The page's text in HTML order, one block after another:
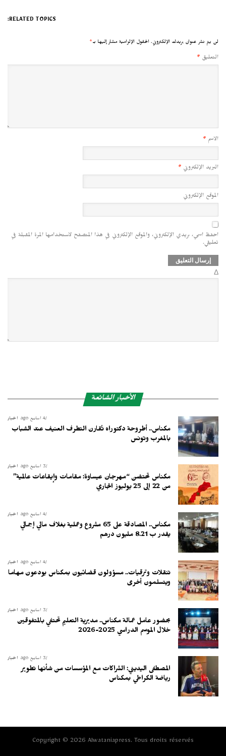
RELATED TOPICS:
لن يتم نشر عنوان بريدك الإلكتروني. الحقول الإلزامية مشار إليها بـ*
التعليق *
الاسم *
البريد الإلكتروني *
الموقع الإلكتروني
احفظ اسمي، بريدي الإلكتروني، والموقع الإلكتروني في هذا المتصفح لاستخدامها المرة المقبلة في
تعليقي.
Δ
الأخبار الشائعة
أخبار 4 أسابيع ago
مكناس.. أطروحة دكتوراه تُقارن التطرف العنيف عند الشباب
بالمغرب وتونس
أخبار 3 أسابيع ago
مكناس تحتضن “مهرجان عيساوة: مقامات وإيقاعات عالمية”
من 22 إلى 25 يوليوز الجاري
أخبار 4 أسابيع ago
مكناس.. المصادقة على 65 مشروع وعملية بغلاف مالي إجمالي
يقدر ب 8.21 مليون درهم
أخبار 4 أسابيع ago
تنقلات وترقيات.. مسؤولون قضائيون بمكناس يودعون مهاما
ويتسلمون أخرى
أخبار 3 أسابيع ago
بحضور عامل عمالة مكناس.. مديرية التعليم تحتفي بالمتفوقين
خلال الموسم الدراسي 2025-2026
أخبار 3 أسابيع ago
المصطفى اليديني: الشراكات مع المؤسسات من شأنها تطوير
رياضة الكراطي بمكناس
Copyright © 2026 Alwataniapress. Tous droits réservés